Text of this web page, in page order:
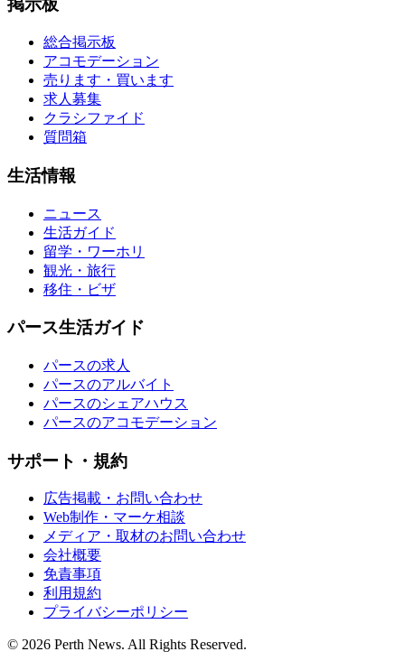
掲示板
総合掲示板
アコモデーション
売ります・買います
求人募集
クラシファイド
質問箱
生活情報
ニュース
生活ガイド
留学・ワーホリ
観光・旅行
移住・ビザ
パース生活ガイド
パースの求人
パースのアルバイト
パースのシェアハウス
パースのアコモデーション
サポート・規約
広告掲載・お問い合わせ
Web制作・マーケ相談
メディア・取材のお問い合わせ
会社概要
免責事項
利用規約
プライバシーポリシー
© 2026 Perth News. All Rights Reserved.